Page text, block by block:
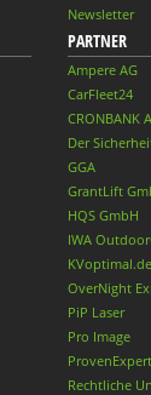
Newsletter
PARTNER
Ampere AG
CarFleet24
CRONBANK
Der
GGA
GrantLift
HQS GmbH
IWA
OverNight
PiP Laser
Pro Image
ProvenExpert
Rechtliche